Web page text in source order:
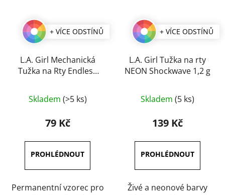
+ VÍCE ODSTÍNŮ
L.A. Girl Mechanická
Tužka na Rty Endless
hodnocení
produktu
5,0
z
5
hvězdiček.
Skladem (>5 ks)
79 Kč
Permanentní vzorec pro
+ VÍCE ODSTÍNŮ
L.A. Girl Tužka na rty
NEON Shockwave 1,2 g
hodnocení
produktu
5,0
z
5
hvězdiček.
Skladem (5 ks)
139 Kč
Živé a neonové barvy